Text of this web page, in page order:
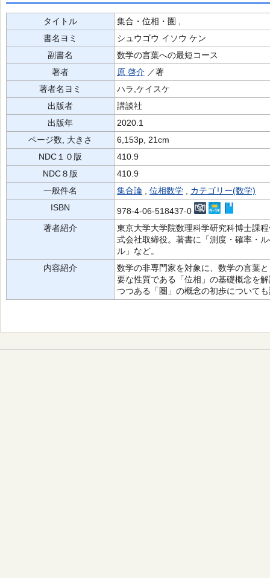
タイトル
集合・位相・圏 ,
書名ヨミ
シュウゴウ イソウ ケン
副書名
数学の言葉への最短コース
著者
原 啓介 ／著
著者名ヨミ
ハラ,ケイスケ
出版者
講談社
出版年
2020.1
ページ数, 大きさ
6,153p, 21cm
NDC１０版
410.9
NDC８版
410.9
一般件名
集合論 位相数学
カテゴリー(数学)
ISBN
978-4-06-518437-0
著者紹介
東京大学大学院数理科学研究科博士課
式会社取締役。著書に「測度・確率・
ル」など。
内容紹介
数学の非専門家を対象に、数学の言葉
要な性質である「位相」の基礎概念を
つつある「圏」の概念の初歩について